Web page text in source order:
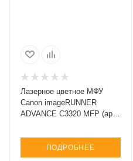
Лазерное цветное МФУ
Canon imageRUNNER
ADVANCE C3320 MFP (арт.
ПОДРОБНЕЕ